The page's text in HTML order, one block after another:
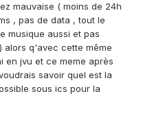
mauvaise ( moins de 24h
, pas de data , tout le
musique aussi et pas
alors q'avec cette même
en jvu et ce meme après
savoir quel est la
sous ics pour la